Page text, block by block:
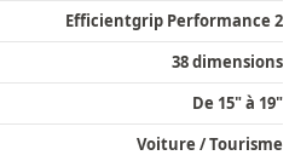
Efficientgrip Performance 2
38 dimensions
De 15" à 19"
Voiture / Tourisme